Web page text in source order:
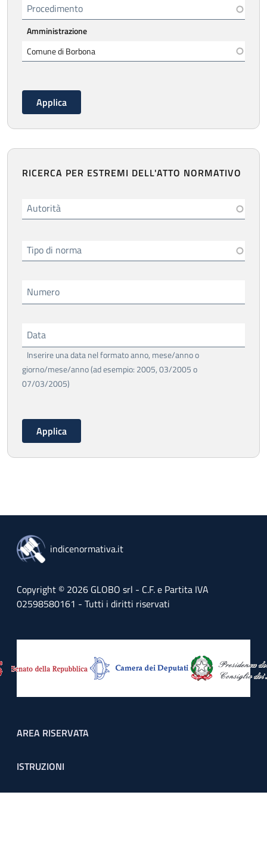
Procedimento
Amministrazione
RICERCA PER ESTREMI DELL'ATTO NORMATIVO
Autorità
Tipo di norma
Numero
Data
Inserire una data nel formato anno, mese/anno o
giorno/mese/anno (ad esempio: 2005, 03/2005 o
07/03/2005)
indicenormativa.it
Copyright © 2026 GLOBO srl - C.F. e Partita IVA
02598580161 - Tutti i diritti riservati
Footer menu
AREA RISERVATA
ISTRUZIONI